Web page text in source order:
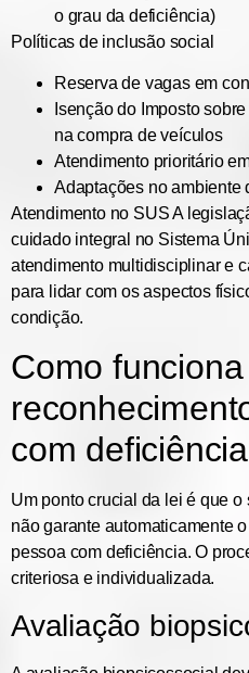
o grau da deficiência)
Políticas de inclusão social
Reserva de vagas em
Isenção do Imposto
na compra de veículos
Atendimento prioritário
Adaptações no ambiente
Atendimento no SUSA
cuidado integral no Sistema
atendimento multidisciplinar e
para lidar com os aspectos
condição.
Como
com deficiência
Um ponto crucial da lei é que
não garante automaticamente
pessoa com deficiência. O
criteriosa e individualizada.
Avaliação